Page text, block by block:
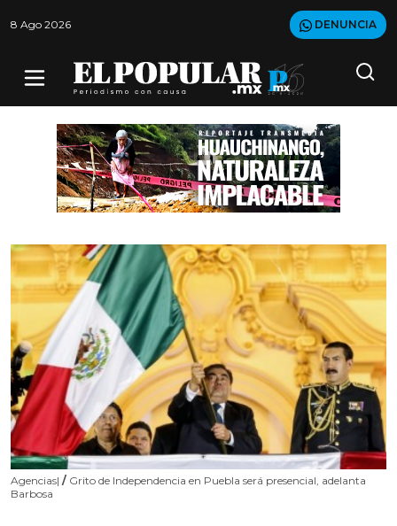
8 Ago 2026 DENUNCIA
Agencias| / Grito de Independencia en Puebla será presencial, adelanta
Barbosa